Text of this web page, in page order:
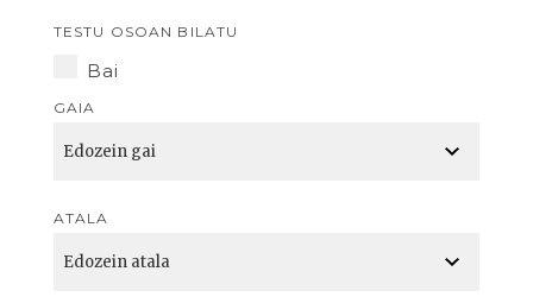
TESTU OSOAN BILATU
Bai
GAIA
ATALA